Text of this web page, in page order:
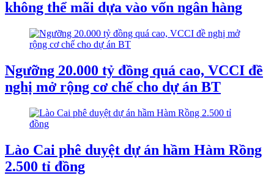
không thể mãi dựa vào vốn ngân hàng
Ngưỡng 20.000 tỷ đồng quá cao, VCCI đề
nghị mở rộng cơ chế cho dự án BT
Lào Cai phê duyệt dự án hầm Hàm Rồng
2.500 tỉ đồng